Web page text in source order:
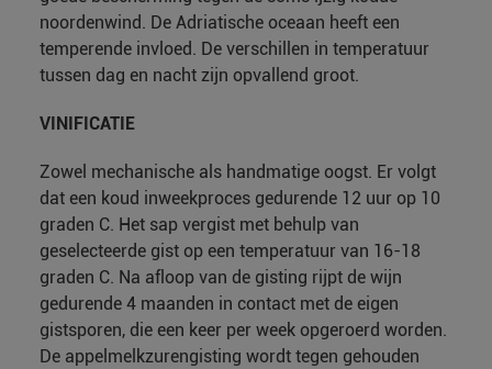
noordenwind. De Adriatische oceaan heeft een
temperende invloed. De verschillen in temperatuur
tussen dag en nacht zijn opvallend groot.
VINIFICATIE
Zowel mechanische als handmatige oogst. Er volgt
dat een koud inweekproces gedurende 12 uur op 10
graden C. Het sap vergist met behulp van
geselecteerde gist op een temperatuur van 16-18
graden C. Na afloop van de gisting rijpt de wijn
gedurende 4 maanden in contact met de eigen
gistsporen, die een keer per week opgeroerd worden.
De appelmelkzurengisting wordt tegen gehouden